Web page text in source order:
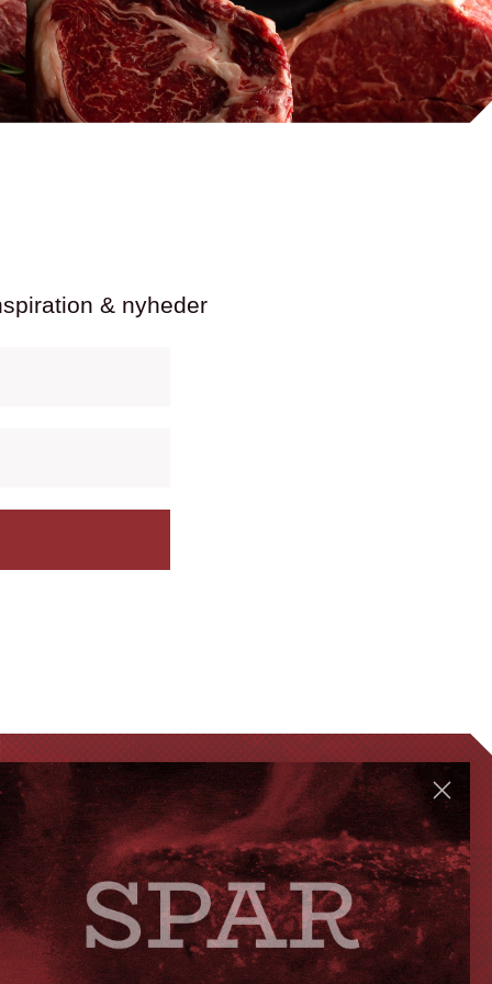
& nyheder
GENVEJE
Handelsbetingelser
FAQ
Levering eller afhentning